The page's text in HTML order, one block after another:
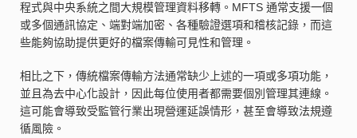
程式與中央系統之間大規模管理資料移轉。MFTS 通常支援一個
或多個通訊協定、端對端加密、各種驗證選項和稽核記錄，而這
些能夠協助提供更好的檔案傳輸可見性和管理。
相比之下，傳統檔案傳輸方法通常缺少上述的一項或多項功能，
並且為去中心化設計，因此每位使用者都需要個別管理其連線。
這可能會導致受監管行業出現營運延誤情形，甚至會導致法規遵
循風險。